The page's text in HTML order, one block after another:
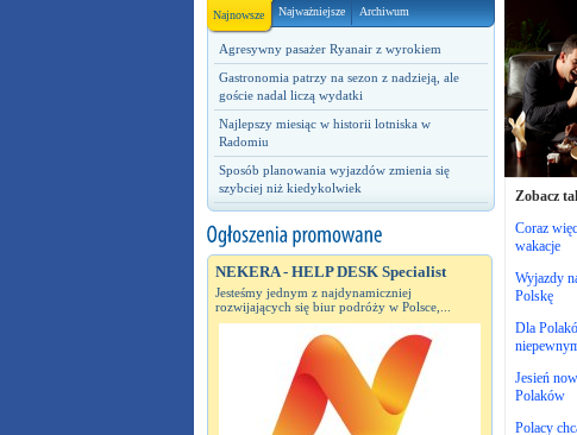
Najnowsze Najważniejsze Archiwum
Agresywny pasażer Ryanair z wyrokiem
Gastronomia patrzy na sezon z nadzieją, ale
goście nadal liczą wydatki
Najlepszy miesiąc w historii lotniska w
Radomiu
Sposób planowania wyjazdów zmienia się
szybciej niż kiedykolwiek
NEKERA - HELP DESK Specialist
Jesteśmy jednym z najdynamiczniej
rozwijających się biur podróży w Polsce,...
Zobacz
Coraz
wakacje
Wyjazdy
Polskę
Dla
Jesień
Polaków
Polacy